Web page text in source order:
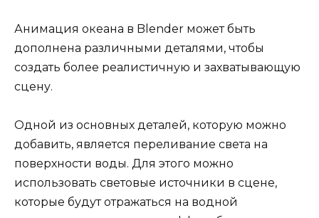
Анимация океана в Blender может быть
дополнена различными деталями, чтобы
создать более реалистичную и захватывающую
сцену.
Одной из основных деталей, которую можно
добавить, является переливание света на
поверхности воды. Для этого можно
использовать световые источники в сцене,
которые будут отражаться на водной